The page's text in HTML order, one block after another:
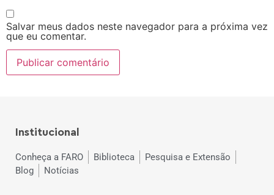
Salvar meus dados neste navegador para a próxima vez
que eu comentar.
Institucional
Conheça a FARO Biblioteca
Pesquisa e Extensão
Blog
Notícias